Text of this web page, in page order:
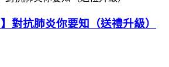
對抗肺炎你要知（送禮升級）